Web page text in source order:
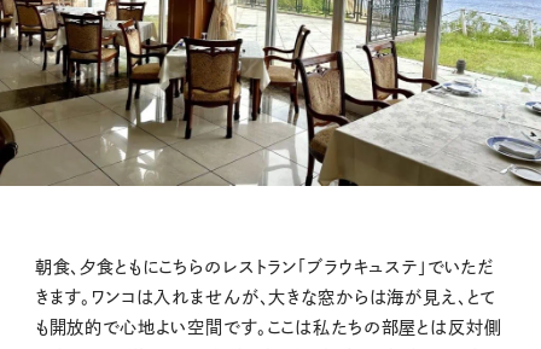
朝食、夕食ともにこちらのレストラン「ブラウキュステ」でいただ
きます。ワンコは入れませんが、大きな窓からは海が見え、とて
も開放的で心地よい空間です。ここは私たちの部屋とは反対側